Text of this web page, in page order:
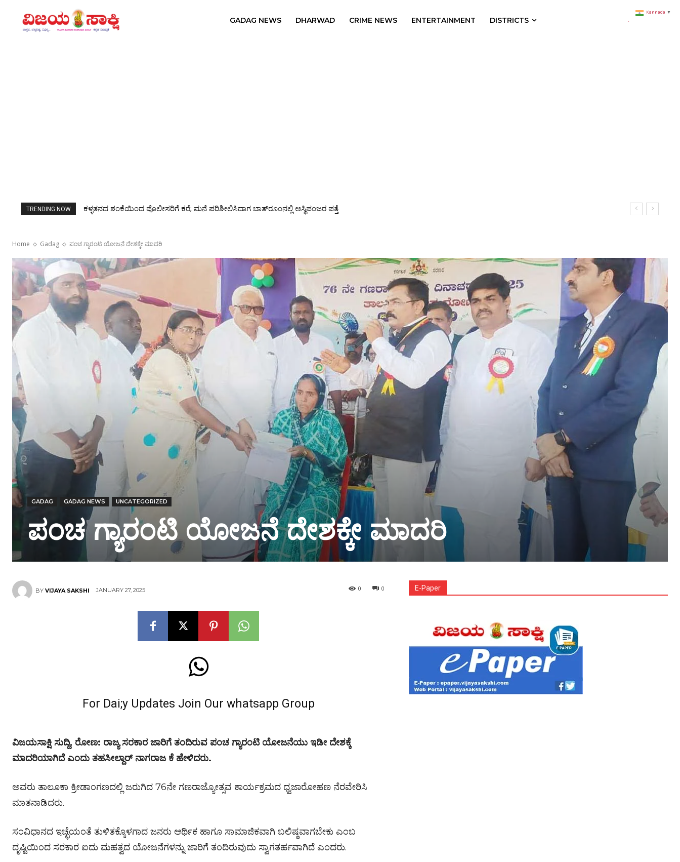
GADAG NEWS DHARWAD CRIME NEWS ENTERTAINMENT DISTRICTS
TRENDING NOW ಕಳ್ಳತನದ ಶಂಕೆಯಿಂದ ಪೊಲೀಸರಿಗೆ ಕರೆ; ಮನೆ ಪರಿಶೀಲಿಸಿದಾಗ ಬಾತ್‌ರೂಂನಲ್ಲಿ ಅಸ್ಥಿಪಂಜರ ಪತ್ತೆ
Home Gadag ಪಂಚ ಗ್ಯಾರಂಟಿ ಯೋಜನೆ ದೇಶಕ್ಕೇ ಮಾದರಿ
GADAG GADAG NEWS UNCATEGORIZED
ಪಂಚ ಗ್ಯಾರಂಟಿ ಯೋಜನೆ ದೇಶಕ್ಕೇ ಮಾದರಿ
BY VIJAYA SAKSHI JANUARY 27, 2025 0
0
For Dai;y Updates Join Our whatsapp Group
ವಿಜಯಸಾಕ್ಷಿ ಸುದ್ದಿ, ರೋಣ: ರಾಜ್ಯ ಸರಕಾರ ಜಾರಿಗೆ ತಂದಿರುವ ಪಂಚ ಗ್ಯಾರಂಟಿ ಯೋಜನೆಯು ಇಡೀ ದೇಶಕ್ಕೆ
ಮಾದರಿಯಾಗಿದೆ ಎಂದು ತಹಸೀಲ್ದಾರ್ ನಾಗರಾಜ ಕೆ ಹೇಳಿದರು.
ಅವರು ತಾಲೂಕಾ ಕ್ರೀಡಾಂಗಣದಲ್ಲಿ ಜರುಗಿದ 76ನೇ ಗಣರಾಜ್ಯೋತ್ಸವ ಕಾರ್ಯಕ್ರಮದ ಧ್ವಜಾರೋಹಣ ನೆರವೇರಿಸಿ
ಮಾತನಾಡಿದರು.
ಸಂವಿಧಾನದ ಇಚ್ಛೆಯಂತೆ ತುಳಿತಕ್ಕೊಳಗಾದ ಜನರು ಆರ್ಥಿಕ ಹಾಗೂ ಸಾಮಾಜಿಕವಾಗಿ ಬಲಿಷ್ಠವಾಗಬೇಕು ಎಂಬ
ದೃಷ್ಟಿಯಿಂದ ಸರಕಾರ ಐದು ಮಹತ್ವದ ಯೋಜನೆಗಳನ್ನು ಜಾರಿಗೆ ತಂದಿರುವುದು ಸ್ವಾಗತರ್ಹವಾಗಿದೆ ಎಂದರು.
E-Paper
Kannada ▼